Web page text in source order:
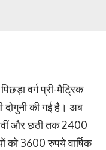
वर्ग प्री-मैट्रिक
दोगुनी की गई है। अब
और छठी तक 2400
को 3600 रुपये वार्षिक